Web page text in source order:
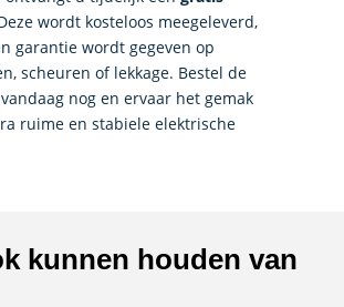
wordt kosteloos meegeleverd,
garantie wordt gegeven op
scheuren of lekkage. Bestel de
nog en ervaar het gemak
ruime en stabiele elektrische
kunnen houden van